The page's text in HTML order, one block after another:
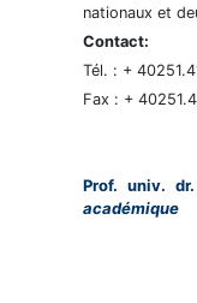
nationaux et
Contact:
Tél. : +
Fax : +
Prof. univ.
académique